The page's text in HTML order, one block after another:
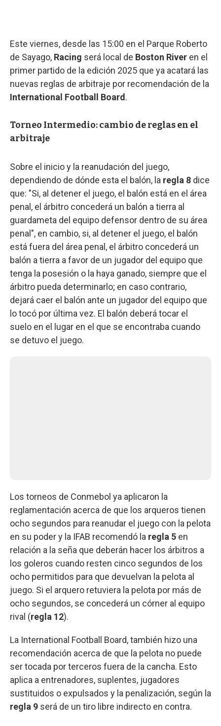
Este viernes, desde las 15:00 en el Parque Roberto
de Sayago, Racing será local de Boston River en el
primer partido de la edición 2025 que ya acatará las
nuevas reglas de arbitraje por recomendación de la
International Football Board .
Torneo Intermedio: cambio de reglas en el
arbitraje
Sobre el inicio y la reanudación del juego,
dependiendo de dónde esta el balón, la regla 8 dice
que: "Si, al detener el juego, el balón está en el área
penal, el árbitro concederá un balón a tierra al
guardameta del equipo defensor dentro de su área
penal", en cambio, si, al detener el juego, el balón
está fuera del área penal, el árbitro concederá un
balón a tierra a favor de un jugador del equipo que
tenga la posesión o la haya ganado, siempre que el
árbitro pueda determinarlo; en caso contrario,
dejará caer el balón ante un jugador del equipo que
lo tocó por última vez. El balón deberá tocar el
suelo en el lugar en el que se encontraba cuando
se detuvo el juego.
Los torneos de Conmebol ya aplicaron la
reglamentación acerca de que los arqueros tienen
ocho segundos para reanudar el juego con la pelota
en su poder y la IFAB recomendó la regla 5 en
relación a la seña que deberán hacer los árbitros a
los goleros cuando resten cinco segundos de los
ocho permitidos para que devuelvan la pelota al
juego. Si el arquero retuviera la pelota por más de
ocho segundos, se concederá un córner al equipo
rival (regla 12).
La International Football Board, también hizo una
recomendación acerca de que la pelota no puede
ser tocada por terceros fuera de la cancha. Esto
aplica a entrenadores, suplentes, jugadores
sustituidos o expulsados y la penalización, según la
regla 9 será de un tiro libre indirecto en contra.